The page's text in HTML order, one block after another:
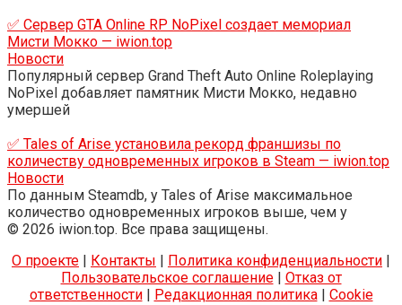
✅ Сервер GTA Online RP NoPixel создает мемориал
Мисти Мокко — iwion.top
Новости
Популярный сервер Grand Theft Auto Online Roleplaying
NoPixel добавляет памятник Мисти Мокко, недавно
умершей
✅ Tales of Arise установила рекорд франшизы по
количеству одновременных игроков в Steam — iwion.top
Новости
По данным Steamdb, у Tales of Arise максимальное
количество одновременных игроков выше, чем у
© 2026 iwion.top. Все права защищены.
О проекте
Контакты Политика конфиденциальности
Пользовательское соглашение| Отказ от
ответственности| Редакционная политика| Cookie